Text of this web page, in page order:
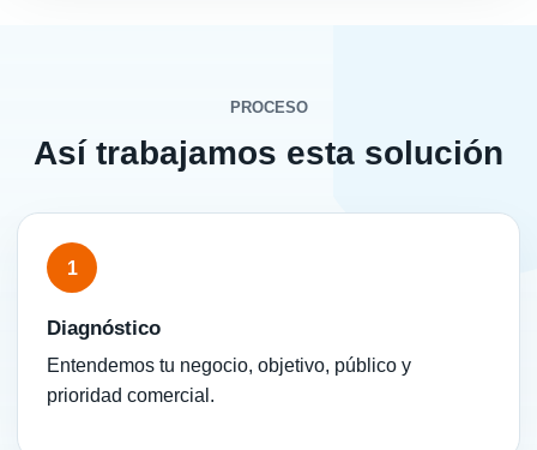
PROCESO
Así trabajamos esta solución
1
Diagnóstico
Entendemos tu negocio, objetivo, público y
prioridad comercial.